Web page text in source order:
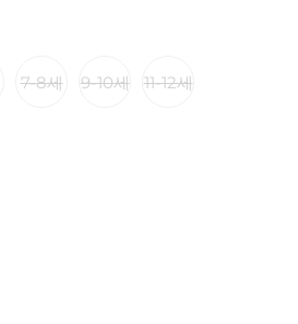
7-8세 9-10세 11-12세